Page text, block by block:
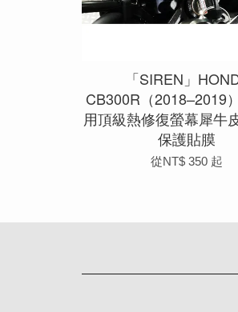
「SIREN」
CB300R（2018–2019
用頂級熱修復螢幕犀牛
保護貼膜
從NT$ 350 起